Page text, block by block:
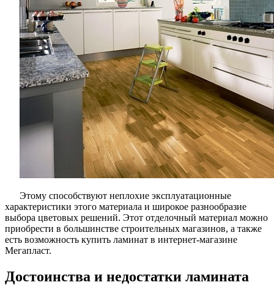
Этому способствуют неплохие эксплуатационные
характеристики этого материала и широкое разнообразие
выбора цветовых решений. Этот отделочный материал можно
приобрести в большинстве строительных магазинов, а также
есть возможность купить ламинат в интернет-магазине
Мегапласт.
Достоинства и недостатки ламината